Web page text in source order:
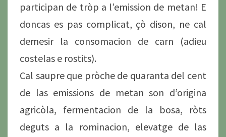
participan de tròp a l’emission de metan! E
doncas es pas complicat, çò dison, ne cal
demesir la consomacion de carn (adieu
costelas e rostits).
Cal saupre que pròche de quaranta del cent
de las emissions de metan son d’origina
agricòla, fermentacion de la bosa, ròts
deguts a la rominacion, elevatge de las